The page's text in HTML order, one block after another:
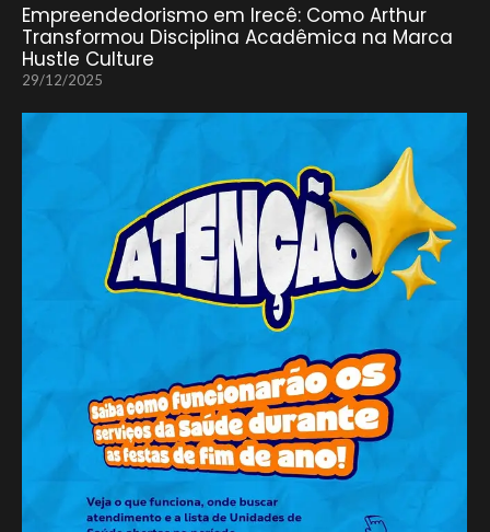
Empreendedorismo em Irecê: Como Arthur
Transformou Disciplina Acadêmica na Marca
Hustle Culture
29/12/2025